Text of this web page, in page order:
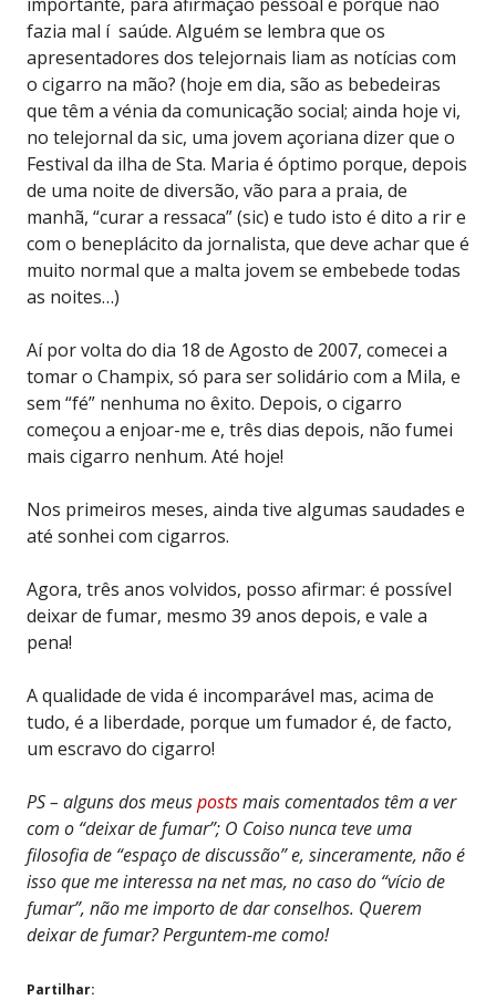
fazia mal í saúde. Alguém se lembra que os
apresentadores dos telejornais liam as notícias com
o cigarro na mão? (hoje em dia, são as bebedeiras
que têm a vénia da comunicação social; ainda hoje vi,
no telejornal da sic, uma jovem açoriana dizer que o
Festival da ilha de Sta. Maria é óptimo porque, depois
de uma noite de diversão, vão para a praia, de
manhã, “curar a ressaca” (sic) e tudo isto é dito a rir e
com o beneplácito da jornalista, que deve achar que é
muito normal que a malta jovem se embebede todas
as noites…)
Aí por volta do dia 18 de Agosto de 2007, comecei a
tomar o Champix, só para ser solidário com a Mila, e
sem “fé” nenhuma no êxito. Depois, o cigarro
começou a enjoar-me e, três dias depois, não fumei
mais cigarro nenhum. Até hoje!
Nos primeiros meses, ainda tive algumas saudades e
até sonhei com cigarros.
Agora, três anos volvidos, posso afirmar: é possível
deixar de fumar, mesmo 39 anos depois, e vale a
pena!
A qualidade de vida é incomparável mas, acima de
tudo, é a liberdade, porque um fumador é, de facto,
um escravo do cigarro!
PS – alguns dos meuspostsmais comentados têm a ver
com o “deixar de fumar”; O Coiso nunca teve uma
filosofia de “espaço de discussão” e, sinceramente, não é
isso que me interessa na net mas, no caso do “vício de
fumar”, não me importo de dar conselhos. Querem
deixar de fumar? Perguntem-me como!
Partilhar: